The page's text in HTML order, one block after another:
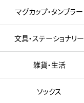
マグカップ・タンブラー
文具・ステーショナリー
雑貨・生活
ソックス